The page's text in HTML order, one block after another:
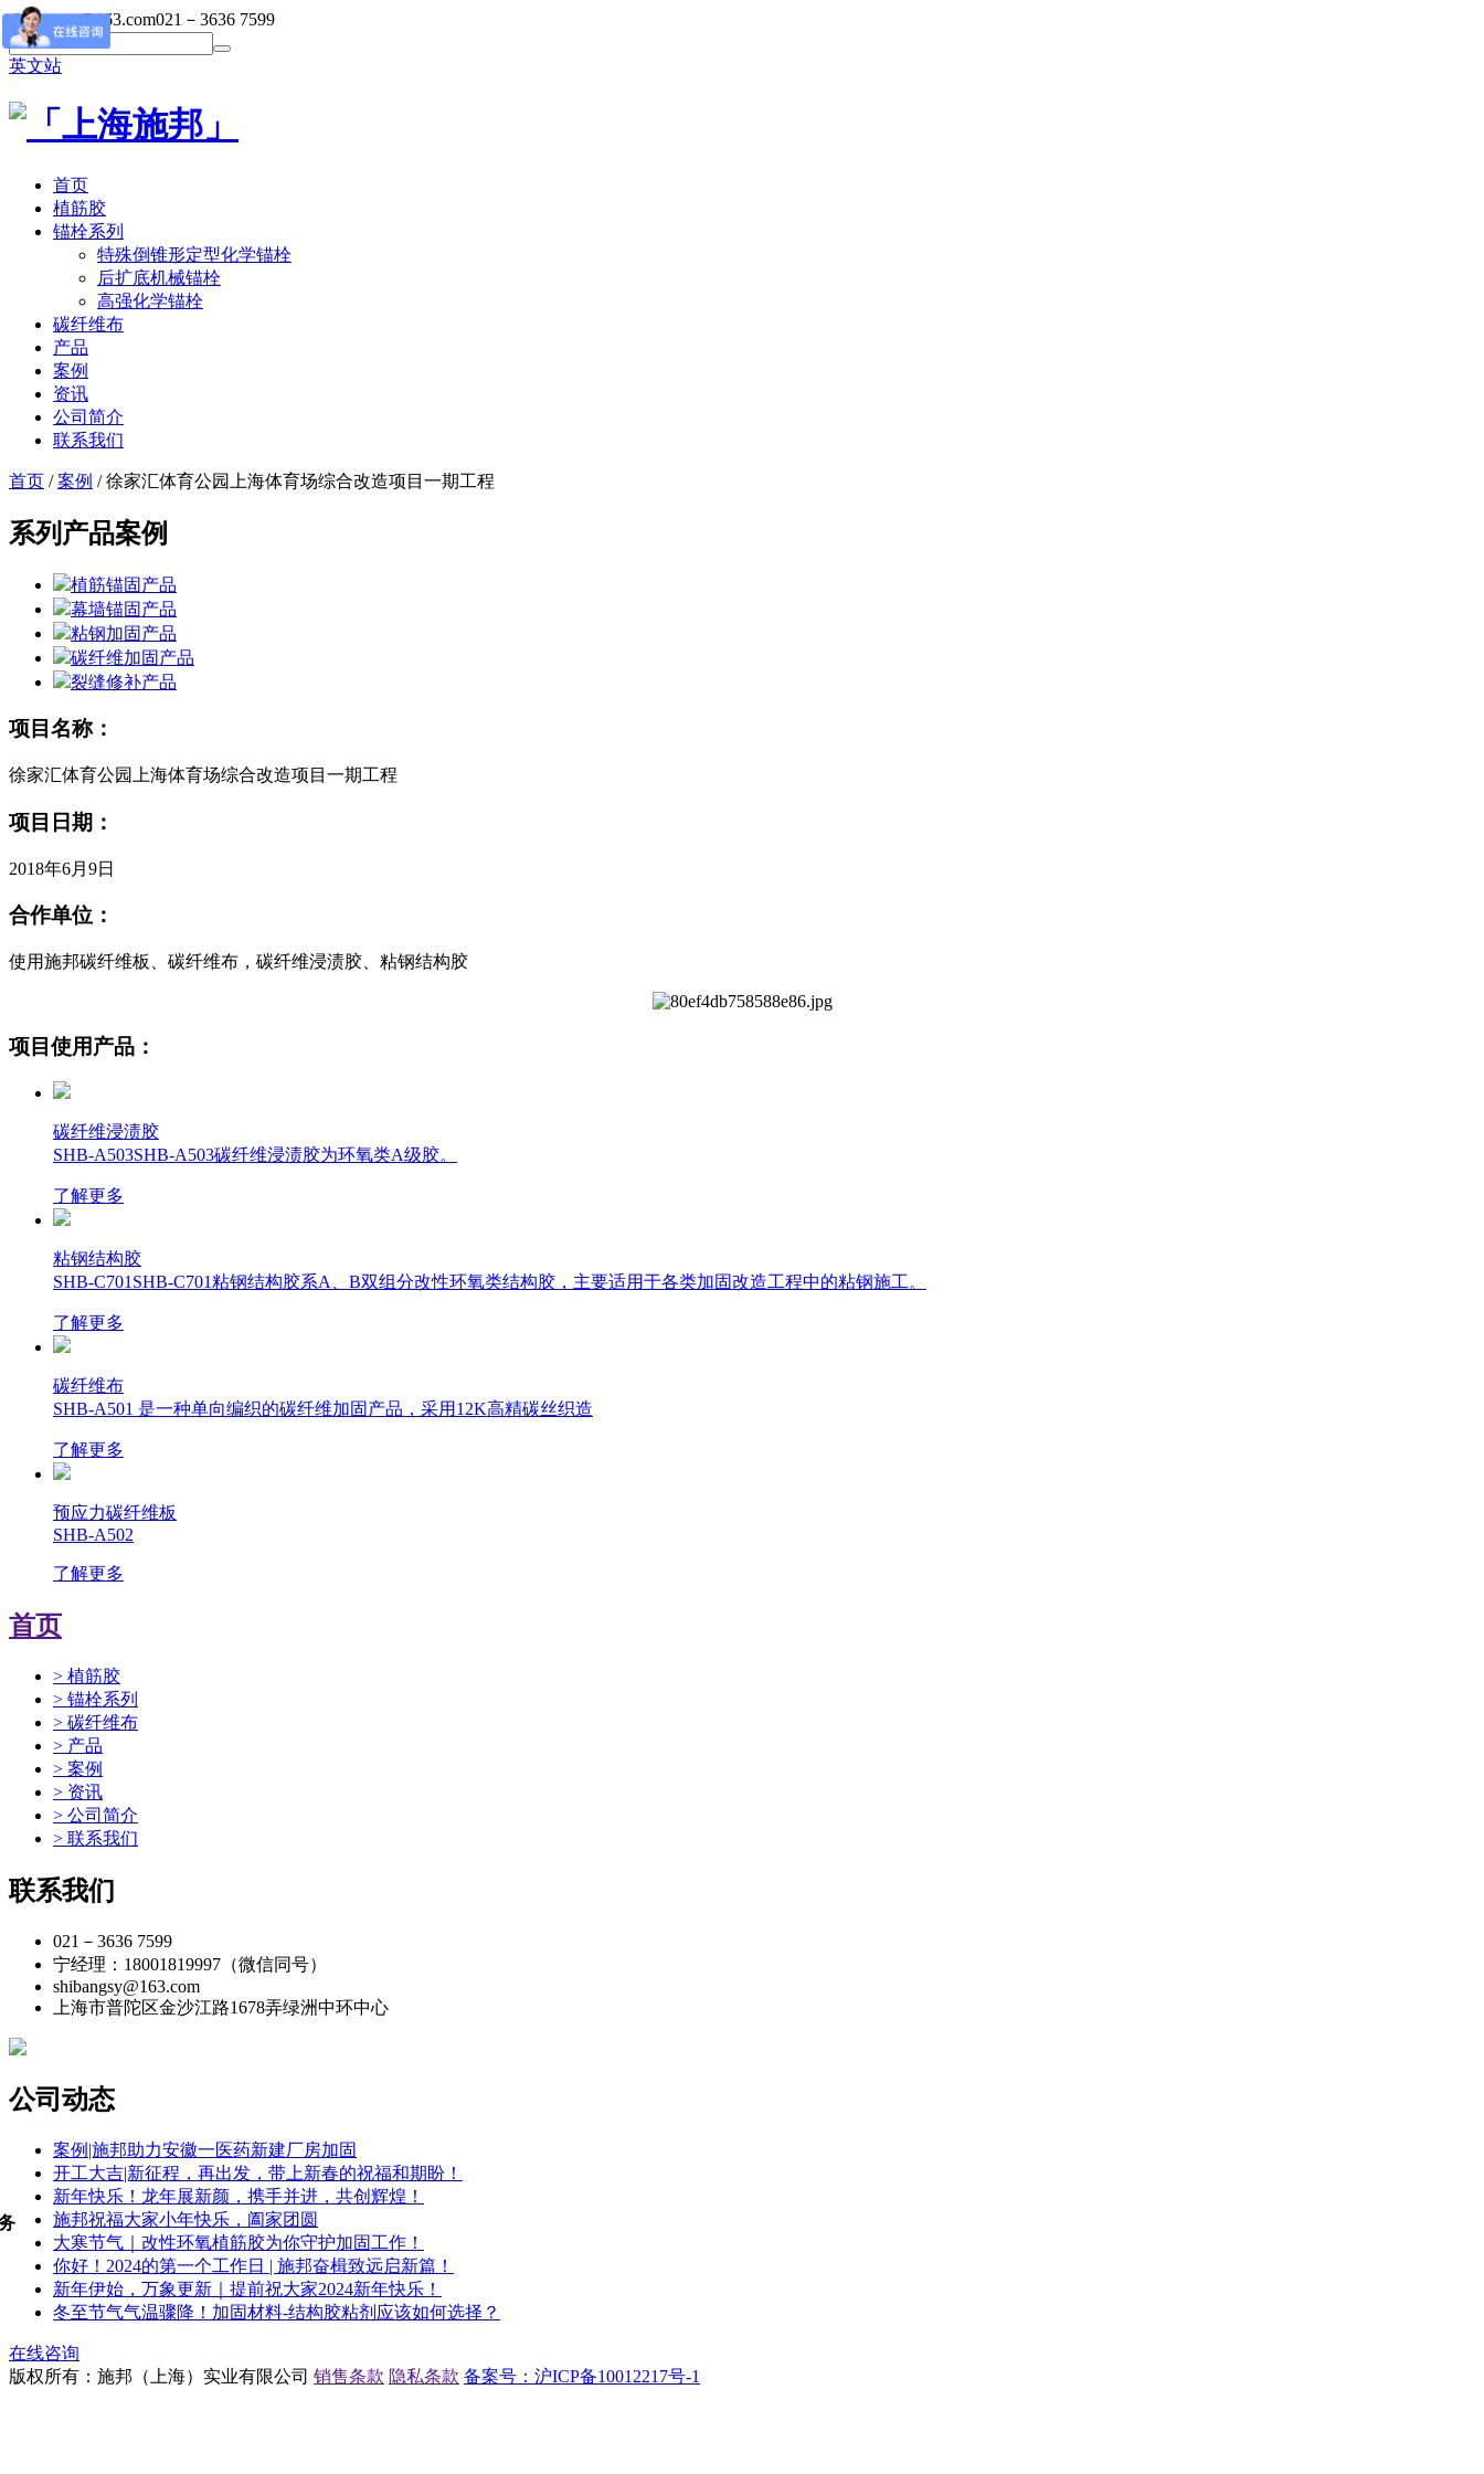
shibangsy@163.com021－3636 7599
英文站
首页
植筋胶
锚栓系列
特殊倒锥形定型化学锚栓
后扩底机械锚栓
高强化学锚栓
碳纤维布
产品
案例
资讯
公司简介
联系我们
首页 /案例 / 徐家汇体育公园上海体育场综合改造项目一期工程
系列产品案例
植筋锚固产品
幕墙锚固产品
粘钢加固产品
碳纤维加固产品
裂缝修补产品
项目名称：
徐家汇体育公园上海体育场综合改造项目一期工程
项目日期：
2018年6月9日
合作单位：
使用施邦碳纤维板、碳纤维布，碳纤维浸渍胶、粘钢结构胶
项目使用产品：
碳纤维浸渍胶
SHB-A503SHB-A503碳纤维浸渍胶为环氧类A级胶。
了解更多
粘钢结构胶
SHB-C701SHB-C701粘钢结构胶系A、B双组分改性环氧类结构胶，主要适用于各类加固改造工程中的粘钢施工。
了解更多
碳纤维布
SHB-A501 是一种单向编织的碳纤维加固产品，采用12K高精碳丝织造
了解更多
预应力碳纤维板
SHB-A502
了解更多
首页
> 植筋胶
> 锚栓系列
> 碳纤维布
> 产品
> 案例
> 资讯
> 公司简介
> 联系我们
联系我们
021－3636 7599
宁经理：18001819997（微信同号）
shibangsy@163.com
上海市普陀区金沙江路1678弄绿洲中环中心
公司动态
案例|施邦助力安徽一医药新建厂房加固
开工大吉|新征程，再出发，带上新春的祝福和期盼！
新年快乐！龙年展新颜，携手并进，共创辉煌！
施邦祝福大家小年快乐，阖家团圆
大寒节气｜改性环氧植筋胶为你守护加固工作！
你好！2024的第一个工作日 | 施邦奋楫致远启新篇！
新年伊始，万象更新｜提前祝大家2024新年快乐！
冬至节气气温骤降！加固材料-结构胶粘剂应该如何选择？
在线咨询
版权所有：施邦（上海）实业有限公司 销售条款 隐私条款 备案号：沪ICP备10012217号-1